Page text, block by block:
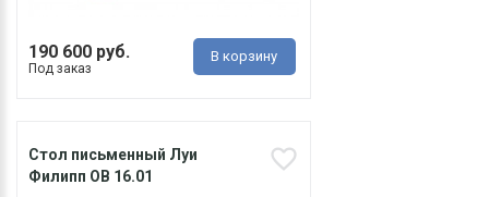
190 600 руб.
Под заказ
В корзину
Стол письменный Луи
Филипп ОВ 16.01